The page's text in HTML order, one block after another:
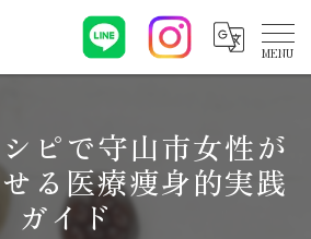
ピで守山市女性が
る医療痩身的実践
ガイド